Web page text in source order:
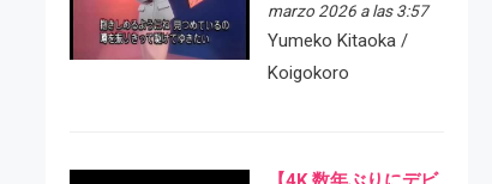
marzo 2026 a las 3:57
Yumeko Kitaoka /
Koigokoro